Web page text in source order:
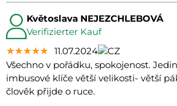
Květoslava NEJEZCHLEBOVÁ
Verifizierter Kauf
★★★★★
★★★★★
★★★★★ 11.07.2024
Všechno v pořádku, spokojenost.
imbusové klíče větší velikosti- větší
člověk přijde o ruce.